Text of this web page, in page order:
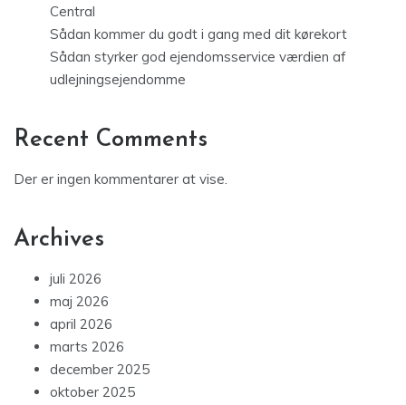
Central
Sådan kommer du godt i gang med dit kørekort
Sådan styrker god ejendomsservice værdien af
udlejningsejendomme
Recent Comments
Der er ingen kommentarer at vise.
Archives
juli 2026
maj 2026
april 2026
marts 2026
december 2025
oktober 2025